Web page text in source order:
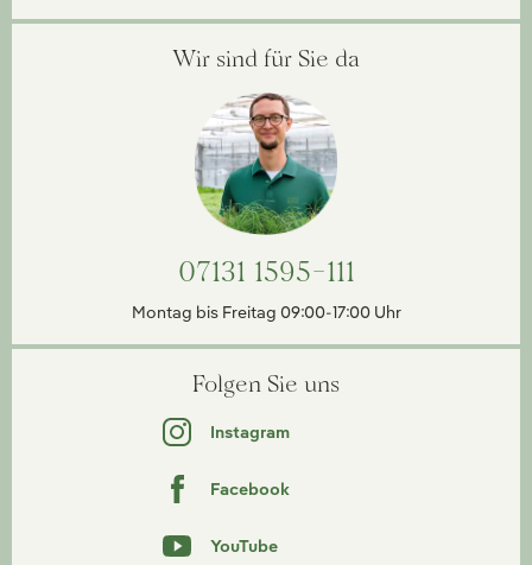
Wir sind für Sie da
07131 1595-111
Montag bis Freitag 09:00-17:00 Uhr
Folgen Sie uns
Instagram
Facebook
YouTube